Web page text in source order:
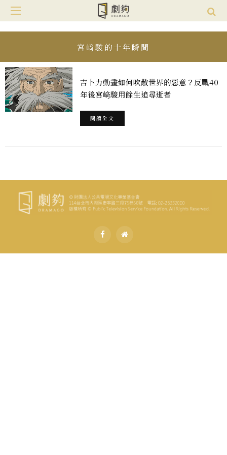
宮﨑駿的十年瞬間
吉卜力動畫如何吹散世界的惡意？反戰40
年後宮﨑駿用餘生追尋逝者
閱讀全文